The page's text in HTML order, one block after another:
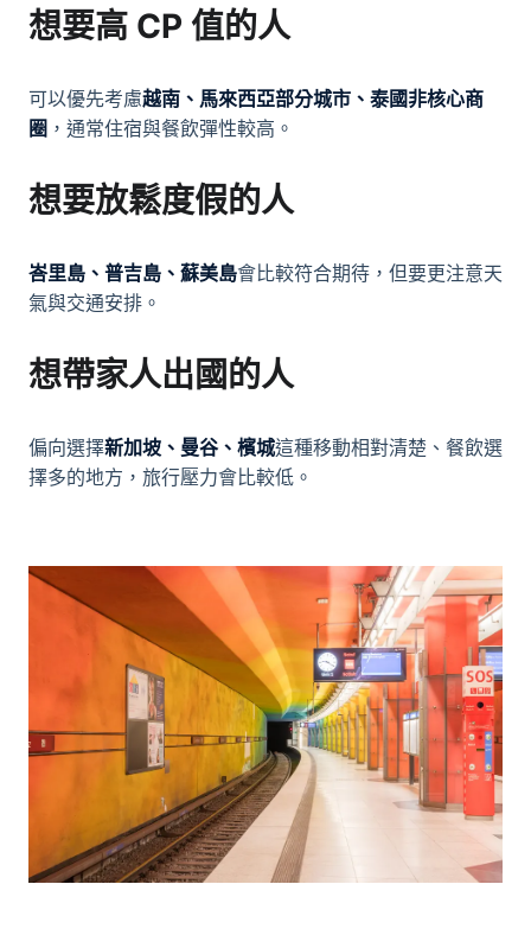
想要高 CP 值的人
可以優先考慮越南、馬來西亞部分城市、泰國非核心商
圈 ，通常住宿與餐飲彈性較高。
想要放鬆度假的人
峇里島、普吉島、蘇美島會比較符合期待，但要更注意天
氣與交通安排。
想帶家人出國的人
偏向選擇新加坡、曼谷、檳城這種移動相對清楚、餐飲選
擇多的地方，旅行壓力會比較低。